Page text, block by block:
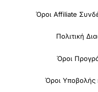
Όροι Affiliate
Πολιτική
Όροι
Όροι Υποβολής